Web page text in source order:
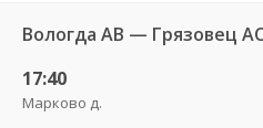
Вологда АВ — Грязовец
17:40
Марково д.